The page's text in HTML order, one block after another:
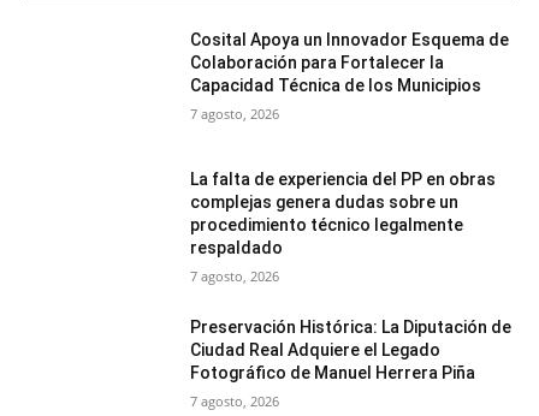
Cosital Apoya un Innovador Esquema de
Colaboración para Fortalecer la
Capacidad Técnica de los Municipios
7 agosto, 2026
La falta de experiencia del PP en obras
complejas genera dudas sobre un
procedimiento técnico legalmente
respaldado
7 agosto, 2026
Preservación Histórica: La Diputación de
Ciudad Real Adquiere el Legado
Fotográfico de Manuel Herrera Piña
7 agosto, 2026